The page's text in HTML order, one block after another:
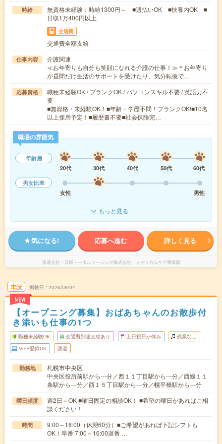
時給
無資格未経験：時給1300円～ ■週払いOK ■扶養内OK ■
日収1万400円以上
交通費
交通費全額支給
仕事内容
介護関連
≪お年寄りも自分も笑顔になれる介護の仕事！≫＊お年寄り
が昼間だけ生活のサポートを受けたり、気分転換で…
応募資格
職種未経験OK / ブランクOK / パソコンスキル不要 / 英語力不
要
■無資格・未経験OK！■年齢・学歴不問！ブランクOK!■10名
以上採用予定！■履歴書不要■社会保険完…
職場の雰囲気
年齢層
20代
30代 40代 50代
60代
男女比率
女性
男性
もっと見る
気になる! 応募へ進む 詳しく見る
派遣会社 日研トータルソーシング株式会社 メディカルケア事業部
未読
NEW
掲載日 2026/08/04
【オープニング募集】おばあちゃんのお散歩付
き添いも仕事の1つ
職種未経験OK 交通費別途支給あり 土日祝日が休み 残業なし
WEB登録OK 派遣
勤務地
札幌市中央区
中央区役所前駅から---分／西１１丁目駅から---分／西線１１
条駅から---分／西１５丁目駅から---分／幌平橋駅から---分
曜日頻度
週2日～OK ■曜日固定の相談OK！ ■希望の曜日があればご相
談ください！
時間
9:00～18:00（休憩60分）■ご希望があれば下記シフトも
OK！早番 7:00～16:00遅番 …